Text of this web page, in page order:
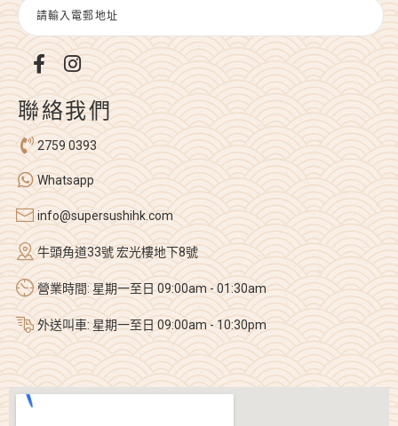
聯絡我們
2759 0393
Whatsapp
info@supersushihk.com
牛頭角道33號 宏光樓地下8號
營業時間: 星期一至日 09:00am - 01:30am
外送叫車: 星期一至日 09:00am - 10:30pm